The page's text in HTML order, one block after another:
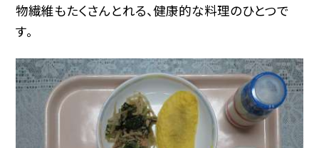
物繊維もたくさんとれる、健康的な料理のひとつで
す。